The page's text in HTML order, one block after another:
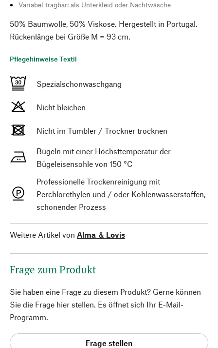
Variabel tragbar: als Unterkleid oder Nachtwäsche
50% Baumwolle, 50% Viskose. Hergestellt in Portugal.
Rückenlänge bei Größe M = 93 cm.
Pflegehinweise Textil
Spezialschonwaschgang
Nicht bleichen
Nicht im Tumbler / Trockner trocknen
Bügeln mit einer Höchsttemperatur der
Bügeleisensohle von 150 °C
Professionelle Trockenreinigung mit
Perchlorethylen und / oder Kohlenwasserstoffen,
schonender Prozess
Weitere Artikel von Alma ＆ Lovis
Frage zum Produkt
Sie haben eine Frage zu diesem Produkt? Gerne können
Sie die Frage hier stellen. Es öffnet sich Ihr E-Mail-
Programm.
Frage stellen